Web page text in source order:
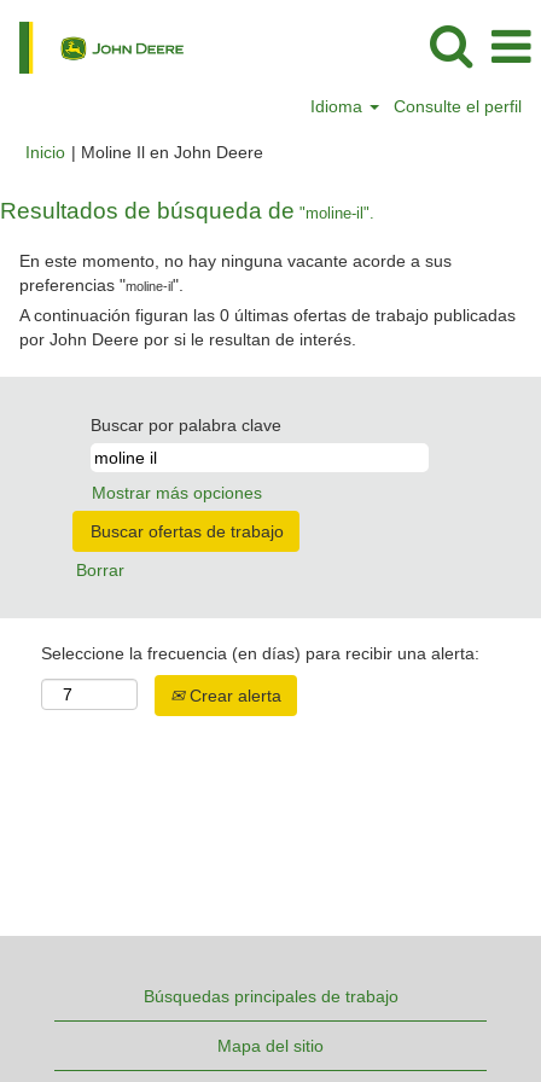
Idioma Consulte el perfil
Inicio | Moline Il en John Deere(página
Resultados de búsqueda de "moline-il".
En este momento, no hay ninguna vacante acorde a sus
preferencias "moline-il".
A continuación figuran las 0 últimas ofertas de trabajo publicadas
por John Deere por si le resultan de interés.
Buscar por palabra clave
Mostrar más opciones
Borrar
Seleccione la frecuencia (en días) para recibir una alerta:
Crear alerta
Búsquedas principales de trabajo
Mapa del sitio